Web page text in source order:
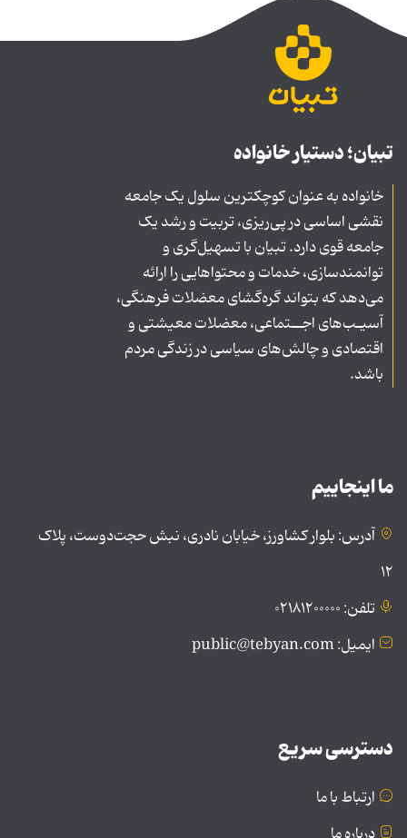
تبیان؛ دستیار خانواده
خانواده به عنوان کوچکترین سلول یک جامعه
نقشی اساسی در پی‌ریزی، تربیت و رشد یک
جامعه قوی دارد. تبیان با تسهیل‌گری و
توانمندسازی، خدمات و محتواهایی را ارائه
می‌دهد که بتواند گره‌گشای معضلات فرهنگی،
آسیـب‌های اجــتماعی، معضلات معیشتی و
اقتصادی و چالش‌های سیاسی در زندگی مردم
باشد.
ما اینجاییم
آدرس: بلوار کشاورز، خیابان نادری، نبش حجت‌دوست، پلاک
۱۲
تلفن: ۰۲۱۸۱۲۰۰۰۰۰
ایمیل: public@tebyan.com
دسترسی سریع
ارتباط با ما